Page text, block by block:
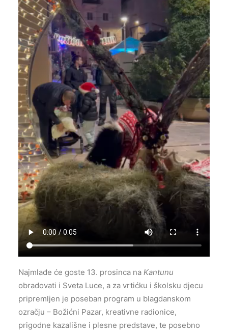
Najmlađe će goste 13. prosinca na Kantunu
obradovati i Sveta Luce, a za vrtićku i školsku djecu
pripremljen je poseban program u blagdanskom
ozračju – Božićni Pazar, kreativne radionice,
prigodne kazališne i plesne predstave, te posebno